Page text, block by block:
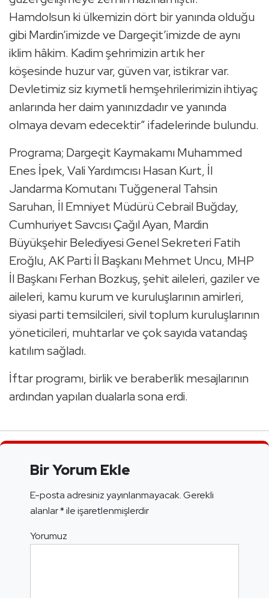
Hamdolsun ki ülkemizin dört bir yanında olduğu
gibi Mardin’imizde ve Dargeçit’imizde de aynı
iklim hâkim. Kadim şehrimizin artık her
köşesinde huzur var, güven var, istikrar var.
Devletimiz siz kıymetli hemşehrilerimizin ihtiyaç
anlarında her daim yanınızdadır ve yanında
olmaya devam edecektir” ifadelerinde bulundu.
Programa; Dargeçit Kaymakamı Muhammed
Enes İpek, Vali Yardımcısı Hasan Kurt, İl
Jandarma Komutanı Tuğgeneral Tahsin
Saruhan, İl Emniyet Müdürü Cebrail Buğday,
Cumhuriyet Savcısı Çağıl Ayan, Mardin
Büyükşehir Belediyesi Genel Sekreteri Fatih
Eroğlu, AK Parti İl Başkanı Mehmet Uncu, MHP
İl Başkanı Ferhan Bozkuş, şehit aileleri, gaziler ve
aileleri, kamu kurum ve kuruluşlarının amirleri,
siyasi parti temsilcileri, sivil toplum kuruluşlarının
yöneticileri, muhtarlar ve çok sayıda vatandaş
katılım sağladı.
İftar programı, birlik ve beraberlik mesajlarının
ardından yapılan dualarla sona erdi.
Bir Yorum Ekle
E-posta adresiniz yayınlanmayacak.Gerekli
alanlar*ile işaretlenmişlerdir
Yorumuz